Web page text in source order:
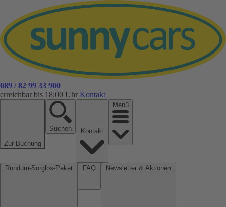
089 / 82 99 33 900
erreichbar bis 18:00 Uhr Kontakt
Zur Buchung
Suchen
Menü